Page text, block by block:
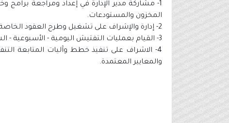
1- مشاركة مدير الإدارة في إعداد ومراجعة
المخزون والمستودعات.
2- إدارة والإشراف على تشغيل وطرح العقود الخاصة بخدمات النظافة والصيانة والضيافة والمحافظة على مستوى الاعمال حسب العقد.
3- القيام بعمليات التفتيش اليومية - الأسبوعية - الشهرية على المباني والخدمات.
4- الاشراف على تنفيذ خطط وآليات المتابعة
والمعايير المعتمدة.